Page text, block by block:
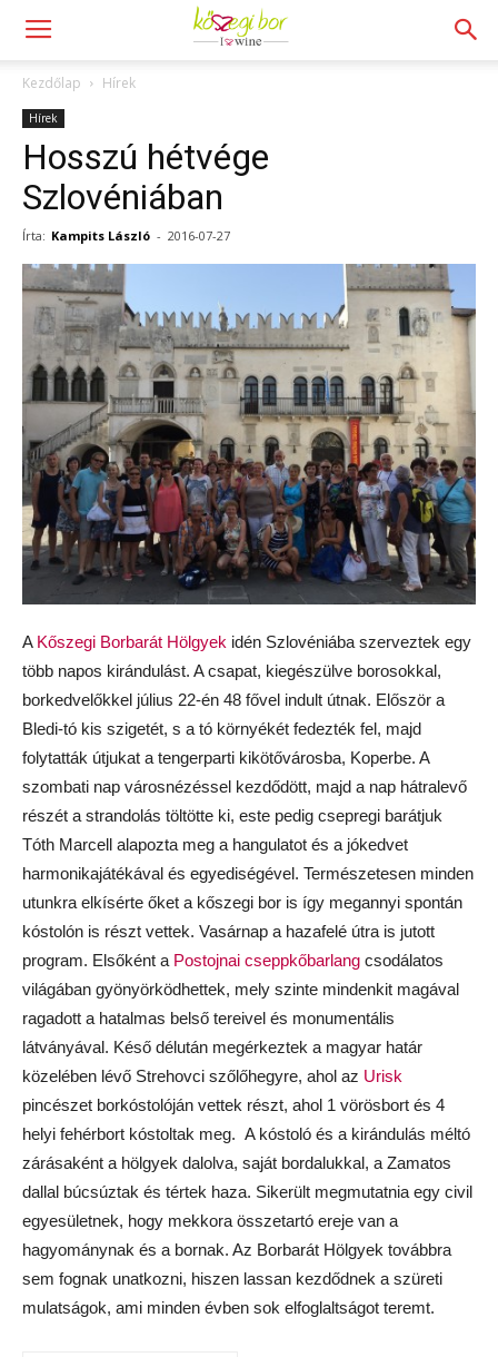
Kezdőlap Hírek
Hírek
Hosszú hétvége
Szlovéniában
Írta: Kampits László - 2016-07-27
A Kőszegi Borbarát Hölgyek idén Szlovéniába szerveztek egy
több napos kirándulást. A csapat, kiegészülve borosokkal,
borkedvelőkkel július 22-én 48 fővel indult útnak. Először a
Bledi-tó kis szigetét, s a tó környékét fedezték fel, majd
folytatták útjukat a tengerparti kikötővárosba, Koperbe. A
szombati nap városnézéssel kezdődött, majd a nap hátralevő
részét a strandolás töltötte ki, este pedig csepregi barátjuk
Tóth Marcell alapozta meg a hangulatot és a jókedvet
harmonikajátékával és egyediségével. Természetesen minden
utunkra elkísérte őket a kőszegi bor is így megannyi spontán
kóstolón is részt vettek. Vasárnap a hazafelé útra is jutott
program. Elsőként a Postojnai cseppkőbarlang csodálatos
világában gyönyörködhettek, mely szinte mindenkit magával
ragadott a hatalmas belső tereivel és monumentális
látványával. Késő délután megérkeztek a magyar határ
közelében lévő Strehovci szőlőhegyre, ahol az Urisk
pincészet borkóstolóján vettek részt, ahol 1 vörösbort és 4
helyi fehérbort kóstoltak meg. A kóstoló és a kirándulás méltó
zárásaként a hölgyek dalolva, saját bordalukkal, a Zamatos
dallal búcsúztak és tértek haza. Sikerült megmutatnia egy civil
egyesületnek, hogy mekkora összetartó ereje van a
hagyománynak és a bornak. Az Borbarát Hölgyek továbbra
sem fognak unatkozni, hiszen lassan kezdődnek a szüreti
mulatságok, ami minden évben sok elfoglaltságot teremt.